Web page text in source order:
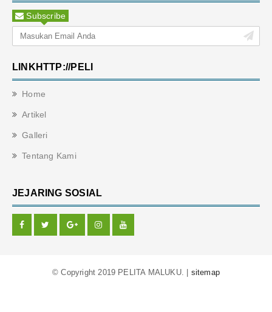
Subscribe
LINKHTTP://PELI
Home
Artikel
Galleri
Tentang Kami
JEJARING SOSIAL
© Copyright 2019 PELITA MALUKU. | sitemap